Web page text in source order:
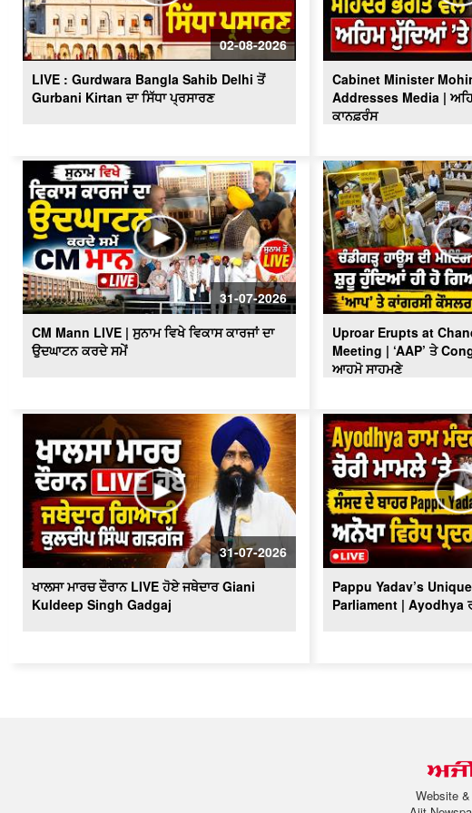
02-08-2026
LIVE : Gurdwara Bangla Sahib Delhi ਤੋਂ
Gurbani Kirtan ਦਾ ਸਿੱਧਾ ਪ੍ਰਸਾਰਣ
Cabinet Minister
Addresses Media |
ਕਾਨਫ਼ਰੰਸ
31-07-2026
CM Mann LIVE | ਸੁਨਾਮ ਵਿਖੇ ਵਿਕਾਸ ਕਾਰਜਾਂ ਦਾ
ਉਦਘਾਟਨ ਕਰਦੇ ਸਮੇਂ
Uproar Erupts at
Meeting | ‘AAP’ ਤੇ
ਆਹਮੋ ਸਾਹਮਣੇ
31-07-2026
ਖਾਲਸਾ ਮਾਰਚ ਦੌਰਾਨ LIVE ਹੋਏ ਜਥੇਦਾਰ Giani
Kuldeep Singh Gadgaj
Pappu Yadav’s
Parliament | Ayodhya
Website